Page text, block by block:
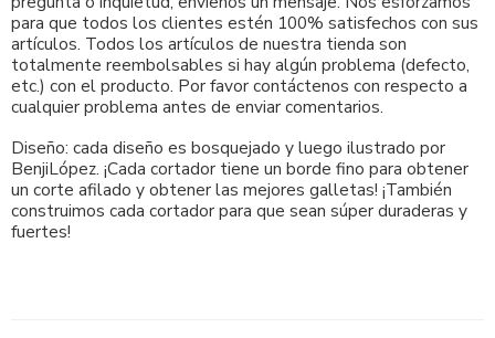
para que todos los clientes estén 100% satisfechos con sus
artículos. Todos los artículos de nuestra tienda son
totalmente reembolsables si hay algún problema (defecto,
etc.) con el producto. Por favor contáctenos con respecto a
cualquier problema antes de enviar comentarios.
Diseño: cada diseño es bosquejado y luego ilustrado por
BenjiLópez. ¡Cada cortador tiene un borde fino para obtener
un corte afilado y obtener las mejores galletas! ¡También
construimos cada cortador para que sean súper duraderas y
fuertes!